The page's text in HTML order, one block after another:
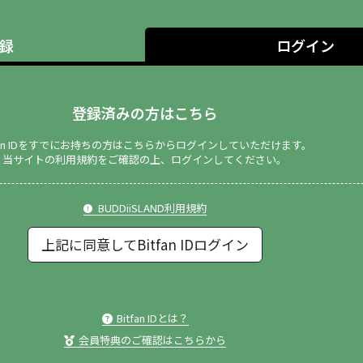
ログイン
登録済みの方はこちら
IDをすでにお持ちの方はこちらからログインしていただけます。
当サイトの利用規約をご確認の上、ログインしてください。
BUDDiiSLAND利用規約
上記に同意してBitfan IDログイン
Bitfan IDとは？
会員特典のご確認はこちらから